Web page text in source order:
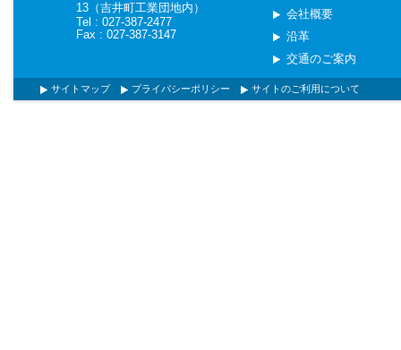
13（吉井町工業団地内）
Tel : 027-387-2477
Fax : 027-387-3147
会社概要
沿革
交通のご案内
サイトマップ プライバシーポリシー サイトのご利用について